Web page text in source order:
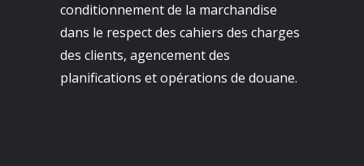
conditionnement de la marchandise
dans le respect des cahiers des charges
des clients, agencement des
planifications et opérations de douane.